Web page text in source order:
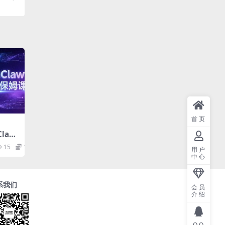
15 10
我们
首页
用户
中心
会员
介绍